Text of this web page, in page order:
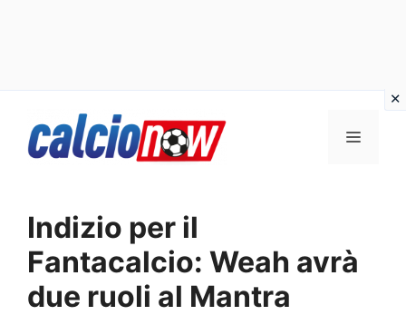
Menu
Indizio per il
Fantacalcio: Weah avrà
due ruoli al Mantra